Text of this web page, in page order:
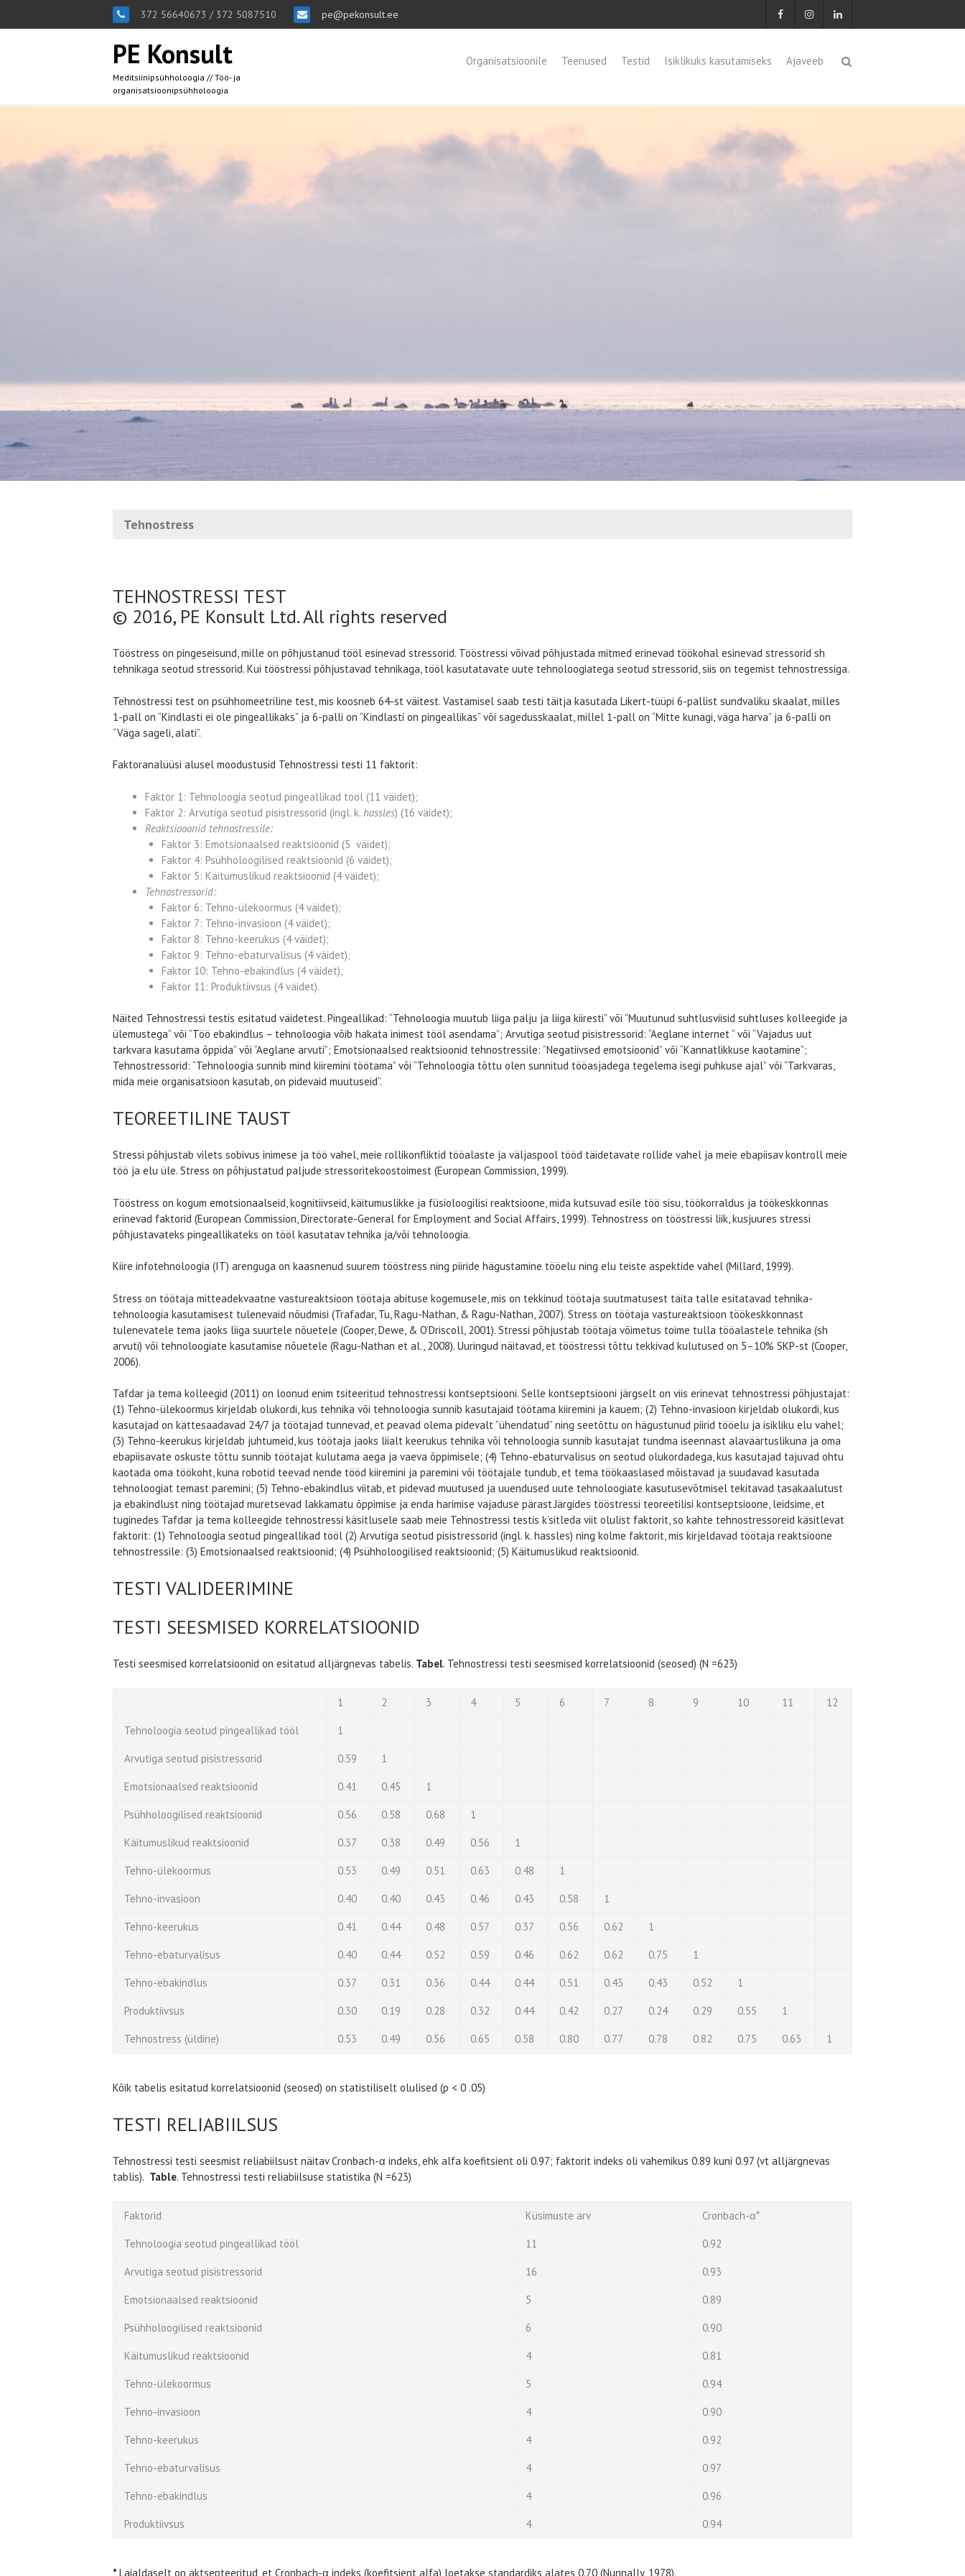
372 56640673 / 372 5087510 pe@pekonsult.ee
PE Konsult
Meditsiinipsühholoogia // Töö- ja
organisatsioonipsühholoogia
Organisatsioonile Teenused Testid Isiklikuks kasutamiseks Ajaveeb
Tehnostress
TEHNOSTRESSI TEST
© 2016, PE Konsult Ltd. All rights reserved
Tööstress on pingeseisund, mille on põhjustanud tööl esinevad stressorid. Tööstressi võivad põhjustada mitmed erinevad töökohal esinevad stressorid sh
tehnikaga seotud stressorid. Kui tööstressi põhjustavad tehnikaga, tööl kasutatavate uute tehnoloogiatega seotud stressorid, siis on tegemist tehnostressiga.
Tehnostressi test on psühhomeetriline test, mis koosneb 64-st väitest. Vastamisel saab testi täitja kasutada Likert-tüüpi 6-pallist sundvaliku skaalat, milles
1-pall on “Kindlasti ei ole pingeallikaks” ja 6-palli on “Kindlasti on pingeallikas” või sagedusskaalat, millel 1-pall on “Mitte kunagi, väga harva” ja 6-palli on
“Väga sageli, alati”.
Faktoranalüüsi alusel moodustusid Tehnostressi testi 11 faktorit:
Faktor 1: Tehnoloogia seotud pingeallikad tööl (11 väidet);
Faktor 2: Arvutiga seotud pisistressorid (ingl. k. hassles) (16 väidet);
Reaktsiooonid tehnostressile:
Faktor 3: Emotsionaalsed reaktsioonid (5 väidet);
Faktor 4: Psühholoogilised reaktsioonid (6 väidet);
Faktor 5: Käitumuslikud reaktsioonid (4 väidet);
Tehnostressorid:
Faktor 6: Tehno-ülekoormus (4 väidet);
Faktor 7: Tehno-invasioon (4 väidet);
Faktor 8: Tehno-keerukus (4 väidet);
Faktor 9: Tehno-ebaturvalisus (4 väidet);
Faktor 10: Tehno-ebakindlus (4 väidet);
Faktor 11: Produktiivsus (4 väidet).
Näited Tehnostressi testis esitatud väidetest. Pingeallikad: “Tehnoloogia muutub liiga palju ja liiga kiiresti” või “Muutunud suhtlusviisid suhtluses kolleegide ja
ülemustega” või “Töö ebakindlus – tehnoloogia võib hakata inimest tööl asendama”; Arvutiga seotud pisistressorid: “Aeglane internet “ või “Vajadus uut
tarkvara kasutama õppida” või “Aeglane arvuti”; Emotsionaalsed reaktsioonid tehnostressile: “Negatiivsed emotsioonid” või “Kannatlikkuse kaotamine”;
Tehnostressorid: “Tehnoloogia sunnib mind kiiremini töötama” või “Tehnoloogia tõttu olen sunnitud tööasjadega tegelema isegi puhkuse ajal” või “Tarkvaras,
mida meie organisatsioon kasutab, on pidevaid muutuseid”.
TEOREETILINE TAUST
Stressi põhjustab vilets sobivus inimese ja töö vahel, meie rollikonfliktid tööalaste ja väljaspool tööd täidetavate rollide vahel ja meie ebapiisav kontroll meie
töö ja elu üle. Stress on põhjustatud paljude stressoritekoostoimest (European Commission, 1999).
Tööstress on kogum emotsionaalseid, kognitiivseid, käitumuslikke ja füsioloogilisi reaktsioone, mida kutsuvad esile töö sisu, töökorraldus ja töökeskkonnas
erinevad faktorid (European Commission, Directorate-General for Employment and Social Affairs, 1999). Tehnostress on tööstressi liik, kusjuures stressi
põhjustavateks pingeallikateks on tööl kasutatav tehnika ja/või tehnoloogia.
Kiire infotehnoloogia (IT) arenguga on kaasnenud suurem tööstress ning piiride hägustamine tööelu ning elu teiste aspektide vahel (Millard, 1999).
Stress on töötaja mitteadekvaatne vastureaktsioon töötaja abituse kogemusele, mis on tekkinud töötaja suutmatusest täita talle esitatavad tehnika-
tehnoloogia kasutamisest tulenevaid nõudmisi (Trafadar, Tu, Ragu-Nathan, & Ragu-Nathan, 2007). Stress on töötaja vastureaktsioon töökeskkonnast
tulenevatele tema jaoks liiga suurtele nõuetele (Cooper, Dewe, & O’Driscoll, 2001). Stressi põhjustab töötaja võimetus toime tulla tööalastele tehnika (sh
arvuti) või tehnoloogiate kasutamise nõuetele (Ragu-Nathan et al., 2008). Uuringud näitavad, et tööstressi tõttu tekkivad kulutused on 5–10% SKP-st (Cooper,
2006).
Tafdar ja tema kolleegid (2011) on loonud enim tsiteeritud tehnostressi kontseptsiooni. Selle kontseptsiooni järgselt on viis erinevat tehnostressi põhjustajat:
(1) Tehno-ülekoormus kirjeldab olukordi, kus tehnika või tehnoloogia sunnib kasutajaid töötama kiiremini ja kauem; (2) Tehno-invasioon kirjeldab olukordi, kus
kasutajad on kättesaadavad 24/7 ja töötajad tunnevad, et peavad olema pidevalt “ühendatud” ning seetõttu on hägustunud piirid tööelu ja isikliku elu vahel;
(3) Tehno-keerukus kirjeldab juhtumeid, kus töötaja jaoks liialt keerukus tehnika või tehnoloogia sunnib kasutajat tundma iseennast alaväärtuslikuna ja oma
ebapiisavate oskuste tõttu sunnib töötajat kulutama aega ja vaeva õppimisele; (4) Tehno-ebaturvalisus on seotud olukordadega, kus kasutajad tajuvad ohtu
kaotada oma töökoht, kuna robotid teevad nende tööd kiiremini ja paremini või töötajale tundub, et tema töökaaslased mõistavad ja suudavad kasutada
tehnoloogiat temast paremini; (5) Tehno-ebakindlus viitab, et pidevad muutused ja uuendused uute tehnoloogiate kasutusevõtmisel tekitavad tasakaalutust
ja ebakindlust ning töötajad muretsevad lakkamatu õppimise ja enda harimise vajaduse pärast.Järgides tööstressi teoreetilisi kontseptsioone, leidsime, et
tuginedes Tafdar ja tema kolleegide tehnostressi käsitlusele saab meie Tehnostressi testis k’sitleda viit olulist faktorit, so kahte tehnostressoreid käsitlevat
faktorit: (1) Tehnoloogia seotud pingeallikad tööl (2) Arvutiga seotud pisistressorid (ingl. k. hassles) ning kolme faktorit, mis kirjeldavad töötaja reaktsioone
tehnostressile: (3) Emotsionaalsed reaktsioonid; (4) Psühholoogilised reaktsioonid; (5) Käitumuslikud reaktsioonid.
TESTI VALIDEERIMINE
TESTI SEESMISED KORRELATSIOONID
Testi seesmised korrelatsioonid on esitatud alljärgnevas tabelis. Tabel. Tehnostressi testi seesmised korrelatsioonid (seosed) (N =623)
1 2 3 4 5 6 7 8 9 10 11 12
Tehnoloogia seotud pingeallikad tööl 1
Arvutiga seotud pisistressorid 0.59 1
Emotsionaalsed reaktsioonid 0.41 0.45 1
Psühholoogilised reaktsioonid 0.56 0.58 0.68 1
Käitumuslikud reaktsioonid 0.37 0.38 0.49 0.56 1
Tehno-ülekoormus 0.53 0.49 0.51 0.63 0.48 1
Tehno-invasioon 0.40 0.40 0.43 0.46 0.43 0.58 1
Tehno-keerukus 0.41 0.44 0.48 0.57 0.37 0.56 0.62 1
Tehno-ebaturvalisus 0.40 0.44 0.52 0.59 0.46 0.62 0.62 0.75 1
Tehno-ebakindlus 0.37 0.31 0.36 0.44 0.44 0.51 0.43 0.43 0.52 1
Produktiivsus 0.30 0.19 0.28 0.32 0.44 0.42 0.27 0.24 0.29 0.55 1
Tehnostress (üldine) 0.53 0.49 0.56 0.65 0.58 0.80 0.77 0.78 0.82 0.75 0.63 1
Kõik tabelis esitatud korrelatsioonid (seosed) on statistiliselt olulised (p < 0 .05)
TESTI RELIABIILSUS
Tehnostressi testi seesmist reliabiilsust näitav Cronbach-α indeks, ehk alfa koefitsient oli 0.97; faktorit indeks oli vahemikus 0.89 kuni 0.97 (vt alljärgnevas
tablis). Table. Tehnostressi testi reliabiilsuse statistika (N =623)
Faktorid Küsimuste arv Cronbach-α*
Tehnoloogia seotud pingeallikad tööl 11 0.92
Arvutiga seotud pisistressorid 16 0.93
Emotsionaalsed reaktsioonid 5 0.89
Psühholoogilised reaktsioonid 6 0.90
Käitumuslikud reaktsioonid 4 0.81
Tehno-ülekoormus 5 0.94
Tehno-invasioon 4 0.90
Tehno-keerukus 4 0.92
Tehno-ebaturvalisus 4 0.97
Tehno-ebakindlus 4 0.96
Produktiivsus 4 0.94
* Laialdaselt on aktsepteeritud, et Cronbach-α indeks (koefitsient alfa) loetakse standardiks alates 0.70 (Nunnally, 1978).